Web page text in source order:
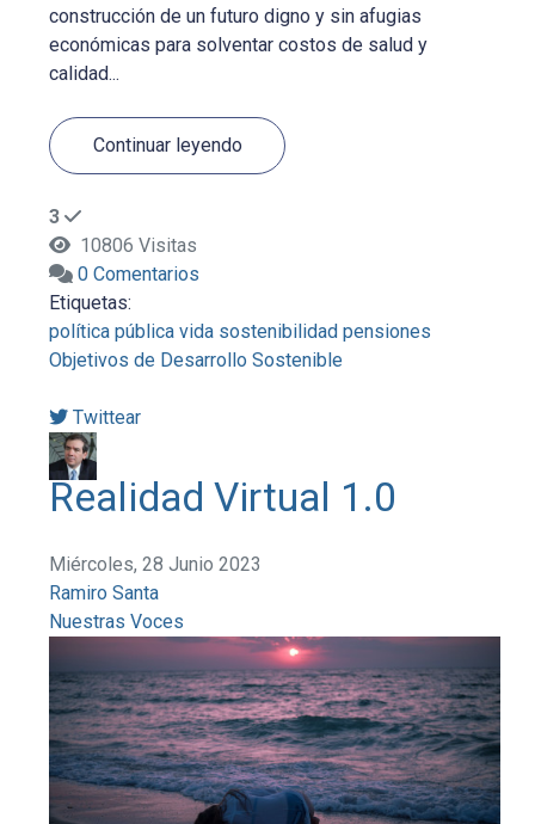
construcción de un futuro digno y sin afugias
económicas para solventar costos de salud y
calidad...
Continuar leyendo
3
10806 Visitas
0 Comentarios
Etiquetas:
política pública vida sostenibilidad pensiones
Objetivos de Desarrollo Sostenible
Twittear
Realidad Virtual 1.0
Miércoles, 28 Junio 2023
Ramiro Santa
Nuestras Voces